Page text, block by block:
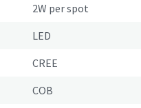
2W per spot
LED
CREE
COB